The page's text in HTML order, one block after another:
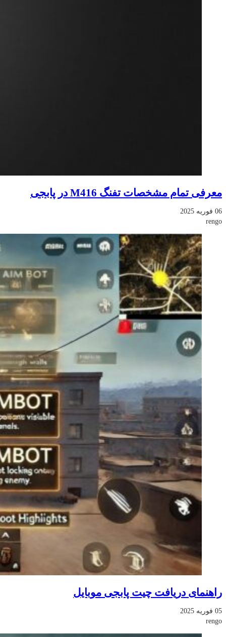
معرفی تمام مشخصات تفنگ M416 در پابجی
06 فوریه 2025
rengo
راهنمای دریافت چیت پابجی موبایل
05 فوریه 2025
rengo